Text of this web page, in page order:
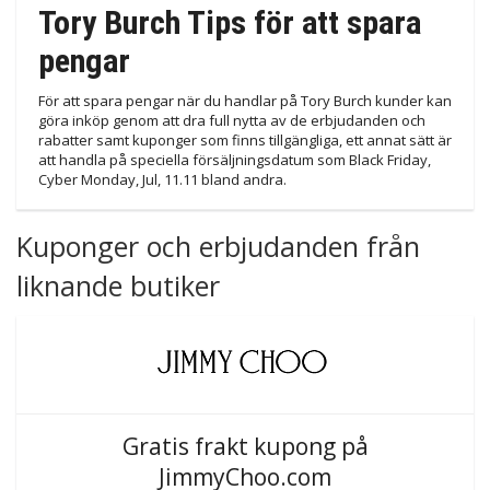
Tory Burch Tips för att spara
pengar
För att spara pengar när du handlar på Tory Burch kunder kan
göra inköp genom att dra full nytta av de erbjudanden och
rabatter samt kuponger som finns tillgängliga, ett annat sätt är
att handla på speciella försäljningsdatum som Black Friday,
Cyber Monday, Jul, 11.11 bland andra.
Kuponger och erbjudanden från
liknande butiker
Gratis frakt kupong på
JimmyChoo.com